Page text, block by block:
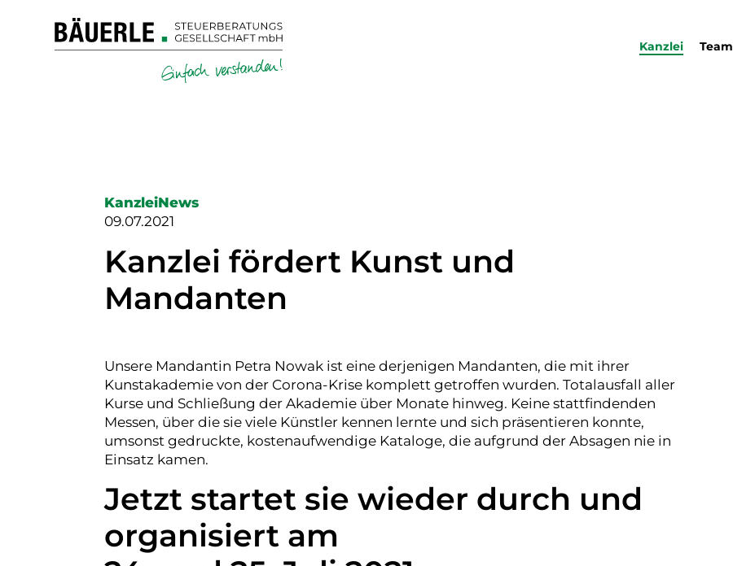
Kanzlei Team
KanzleiNews
09.07.2021
Kanzlei fördert Kunst und
Mandanten
Unsere Mandantin Petra Nowak ist eine derjenigen Mandanten, die mit ihrer
Kunstakademie von der Corona-Krise komplett getroffen wurden. Totalausfall aller
Kurse und Schließung der Akademie über Monate hinweg. Keine stattfindenden
Messen, über die sie viele Künstler kennen lernte und sich präsentieren konnte,
umsonst gedruckte, kostenaufwendige Kataloge, die aufgrund der Absagen nie in
Einsatz kamen.
Jetzt startet sie wieder durch und
organisiert am